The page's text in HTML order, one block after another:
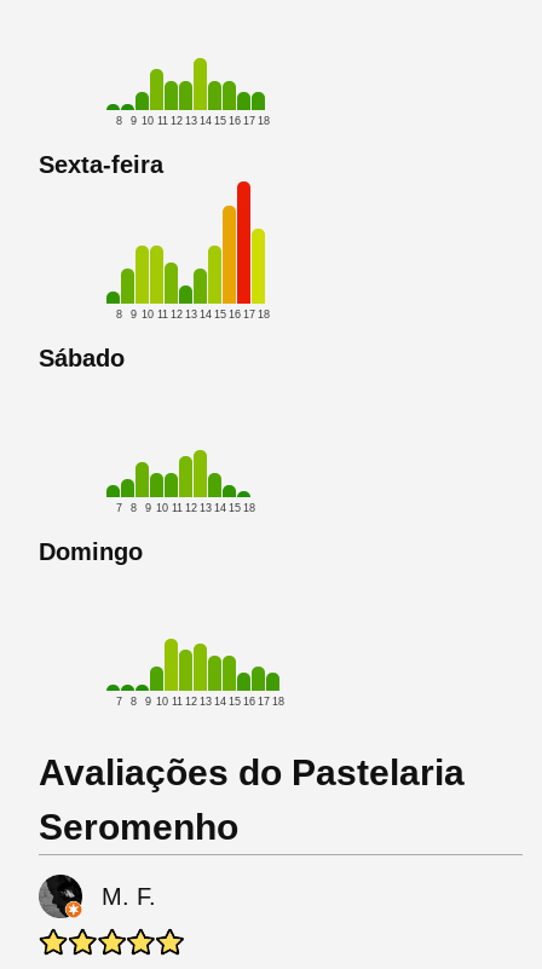
8 9 10 11 12 13 14 15 16 17 18
Sexta-feira
8 9 10 11 12 13 14 15 16 17 18
Sábado
7 8 9 10 11 12 13 14 15 18
Domingo
7 8 9 10 11 12 13 14 15 16 17 18
Avaliações do Pastelaria
Seromenho
M. F.